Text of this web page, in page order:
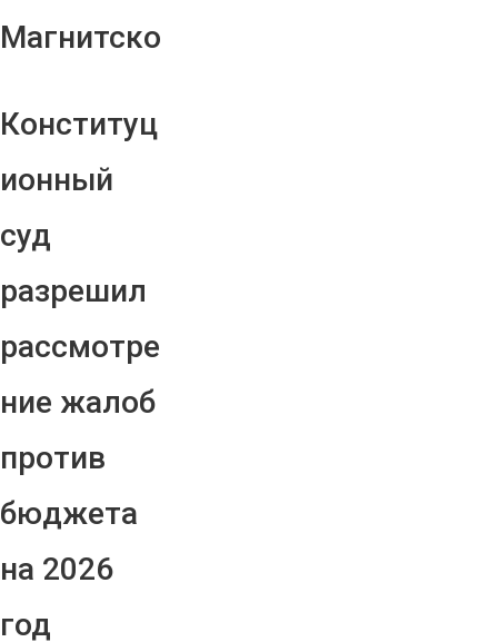
Магнитско
Конституц
ионный
суд
разрешил
рассмотре
ние жалоб
против
бюджета
на 2026
год